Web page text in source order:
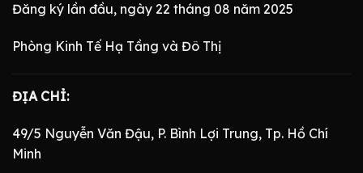
Đăng ký lần đầu, ngày 22 tháng 08 năm 2025
Phòng Kinh Tế Hạ Tầng và Đô Thị
ĐỊA CHỈ:
49/5 Nguyễn Văn Đậu, P. Bình Lợi Trung, Tp. Hồ Chí
Minh